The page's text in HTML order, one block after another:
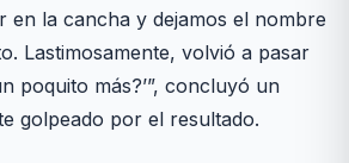
en la cancha y dejamos el nombre
Lastimosamente, volvió a pasar
poquito más?’”, concluyó un
golpeado por el resultado.